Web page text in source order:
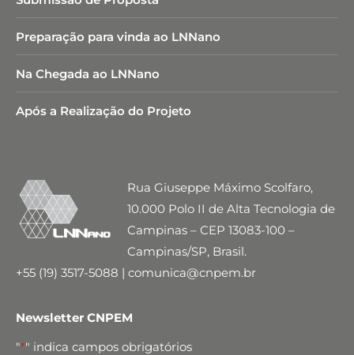
Preparação para vinda ao LNNano
Na Chegada ao LNNano
Após a Realização do Projeto
Rua Giuseppe Máximo Scolfaro,
10.000 Polo II de Alta Tecnologia de
Campinas – CEP 13083-100 –
Campinas/SP, Brasil.
+55 (19) 3517-5088 | comunica@cnpem.br
Newsletter CNPEM
"*" indica campos obrigatórios